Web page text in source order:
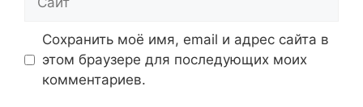
Сохранить моё имя, email и адрес сайта в
этом браузере для последующих моих
комментариев.